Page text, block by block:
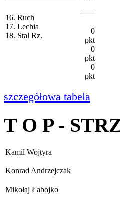
16. Ruch
17. Lechia
18. Stal Rz.
0
pkt
0
pkt
0
pkt
szczegółowa tabela
T O P -
Kamil Wojtyra
Konrad Andrzejczak
Mikołaj Łabojko